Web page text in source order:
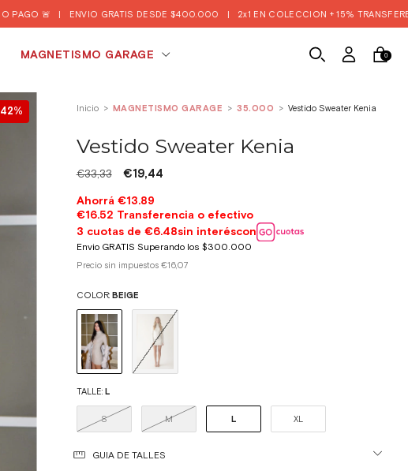
ENVIO GRATIS DESDE $400.000 | 2x1 EN COLECCION + 15% TRANSFERENCIA Y
MAGNETISMO GARAGE 0
42% Inicio > MAGNETISMO GARAGE > 35.000 > Vestido Sweater Kenia
Vestido Sweater Kenia
€33,33 €19,44
Precio sin impuestos €16,07
COLOR: BEIGE
TALLE: L
S M L XL
GUIA DE TALLES